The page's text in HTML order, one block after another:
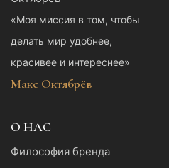
«Моя миссия в том, чтобы
делать мир удобнее,
красивее и интереснее»
Макс Октябрёв
О НАС
Философия бренда